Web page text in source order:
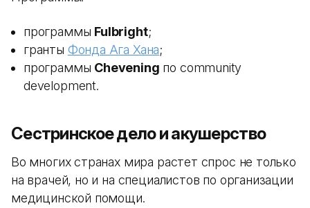
программы Fulbright;
гранты Фонда Ага Хана;
программы Chevening по community
development.
Сестринское дело и акушерство
Во многих странах мира растет спрос не только
на врачей, но и на специалистов по организации
медицинской помощи.